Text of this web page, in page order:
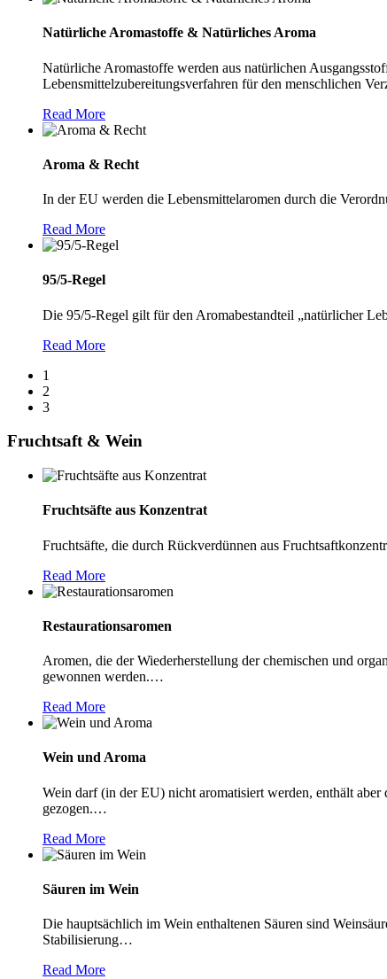
Natürliche Aromastoffe & Natürliches Aroma
Natürliche Aromastoffe werden aus natürlichen
Lebensmittelzubereitungsverfahren für den menschlichen
Read More
Aroma & Recht
In der EU werden die Lebensmittelaromen durch die
Read More
95/5-Regel
Die 95/5-Regel gilt für den Aromabestandteil „natürlicher
Read More
1
2
3
Fruchtsaft & Wein
Fruchtsäfte aus Konzentrat
Fruchtsäfte, die durch Rückverdünnen aus
Read More
Restaurationsaromen
Aromen, die der Wiederherstellung der chemischen und
gewonnen werden.…
Read More
Wein und Aroma
Wein darf (in der EU) nicht aromatisiert werden, enthält
gezogen.…
Read More
Säuren im Wein
Die hauptsächlich im Wein enthaltenen Säuren sind
Stabilisierung…
Read More